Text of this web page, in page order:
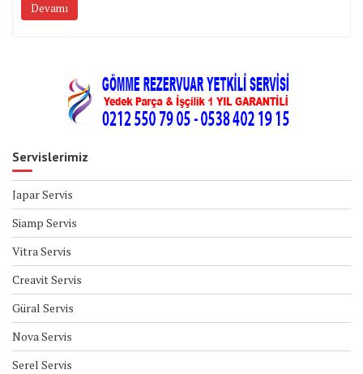
Devamı
Servislerimiz
Japar Servis
Siamp Servis
Vitra Servis
Creavit Servis
Güral Servis
Nova Servis
Serel Servis